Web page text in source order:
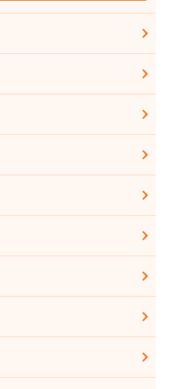
浦出張所
山営業所
和出張所
居浜営業所
之江出張所
居浜営業所
センター・松山工場
山支店・松山営業所